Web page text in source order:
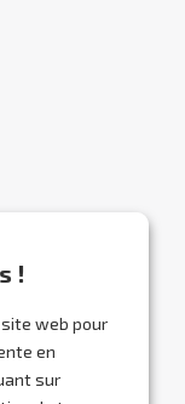
!
web pour
en
sur